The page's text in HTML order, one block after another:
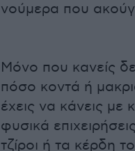
νούμερα που
Μόνο που κανείς
πόσο κοντά ή
έχεις να κάνεις με
φυσικά
τζίροι ή τα κέρδη